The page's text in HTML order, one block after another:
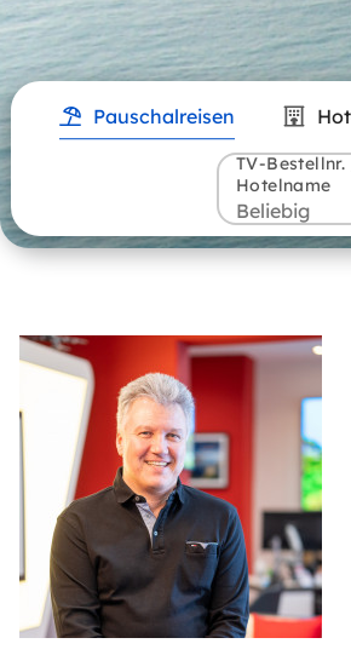
Pauschalreisen
TV-
Hotelname